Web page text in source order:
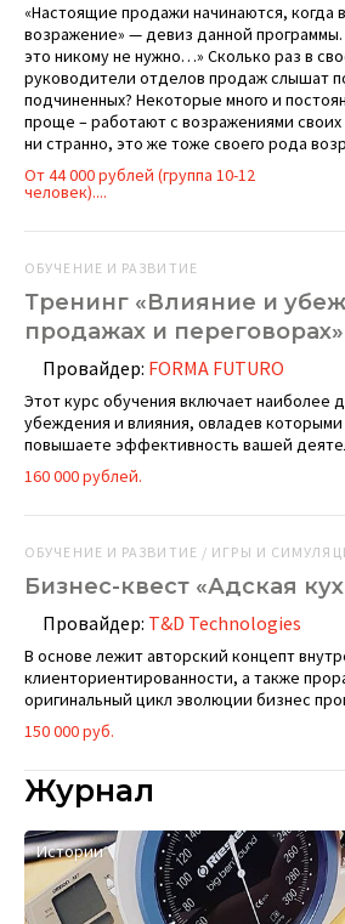
«Настоящие продажи начинаются, когда
возражение» — девиз данной
это никому не нужно…» Сколько раз в
руководители отделов продаж слышат
подчиненных? Некоторые много и
проще – работают с возражениями
ни странно, это же тоже своего рода
От 44 000 рублей (группа 10-12
человек)....
ОБУЧЕНИЕ И РАЗВИТИЕ
Тренинг «Влияние и
продажах и переговорах»
Провайдер: FORMA FUTURO
Этот курс обучения включает наиболее
убеждения и влияния, овладев которыми
повышаете эффективность вашей
160 000 рублей.
ОБУЧЕНИЕ И РАЗВИТИЕ / ИГРЫ И
Бизнес-квест «Адская
Провайдер: T&D Technologies
В основе лежит авторский концепт
клиенториентированности, а также
оригинальный цикл эволюции бизнес
150 000 руб.
Журнал
Истории